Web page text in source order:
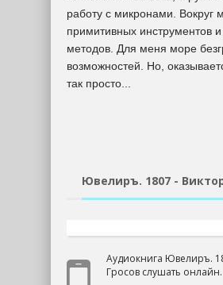
работу с микронами. Вокруг
примитивных инструментов
методов. Для меня море
возможностей. Но,
так просто...
Ювелиръ. 1807 -
Аудиокнига Ювелиръ.
Гросов слушать онлайн.